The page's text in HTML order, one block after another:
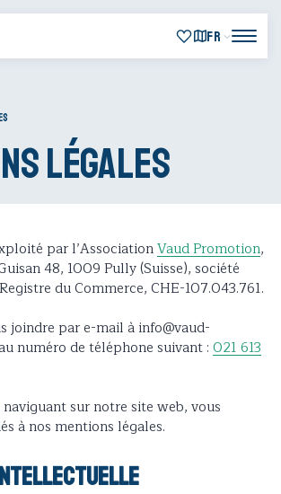
FR
légales
par l’AssociationVaud Promotion,
48, 1009 Pully (Suisse), société
du Commerce, CHE-107.043.761.
joindre par e-mail à info@vaud-
numéro de téléphone suivant : 021 613
sur notre site web, vous
à nos mentions légales.